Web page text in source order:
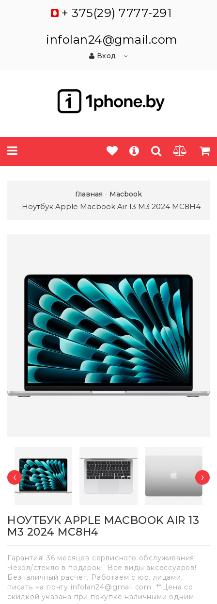
+ 375(29) 7777-291
infolan24@gmail.com
Вход
Главная Macbook
Ноутбук Apple Macbook Air 13 M3 2024 MC8H4
‹ ›
НОУТБУК APPLE MACBOOK AIR 13
M3 2024 MC8H4
Гарантия! 36 месяцев сервисного обслуживания!
Чехол/стекло в подарок! Все виды аксессуаров!
Безналичный расчёт. Работаем с юр. лицами,
писать на почту infolan24@gmail.com **Цена со
скидкой указана при покупке наличными одним